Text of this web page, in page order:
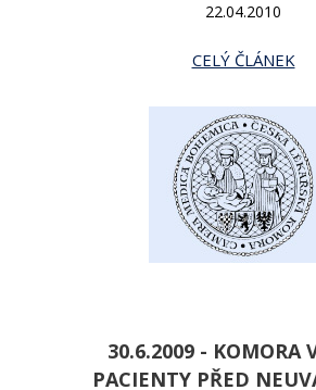
22.04.2010
CELÝ ČLÁNEK
30.6.2009 - KOMORA
PACIENTY PŘED